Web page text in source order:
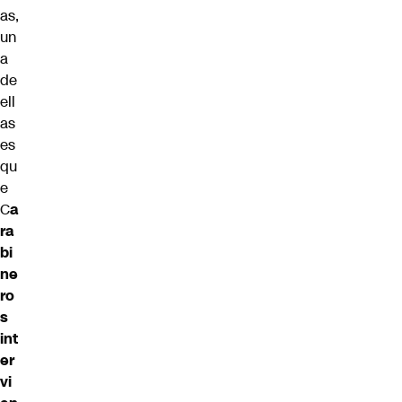
as,
un
a
de
ell
as
es
qu
e
Ca
ra
bi
ne
ro
s
int
er
vi